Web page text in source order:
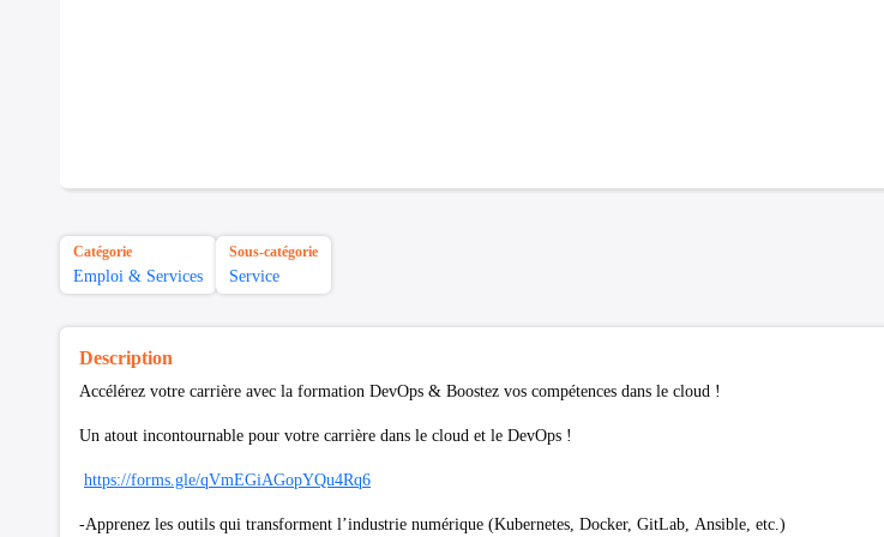
Catégorie
Emploi & Services
Sous-catégorie
Service
Description
Accélérez votre carrière avec la formation DevOps & Boostez vos compétences dans le cloud !
Un atout incontournable pour votre carrière dans le cloud et le DevOps !
https://forms.gle/qVmEGiAGopYQu4Rq6
-Apprenez les outils qui transforment l’industrie numérique (Kubernetes, Docker, GitLab, Ansible, etc.)